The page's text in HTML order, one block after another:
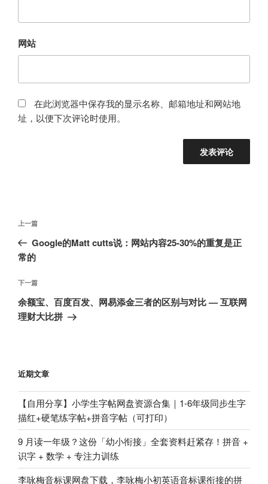
网站
在此浏览器中保存我的显示名称、邮箱地址和网站地
址，以便下次评论时使用。
文
导
航
上
一
篇
章
上一篇
Google的Matt cutts说：网站内容25-30%的重复是正
常的
下
一
篇
下一篇
余额宝、百度百发、网易添金三者的区别与对比 — 互联网
理财大比拼
近期文章
【自用分享】小学生字帖网盘资源合集｜1-6年级同步生字
描红+硬笔练字帖+拼音字帖（可打印）
9 月读一年级？这份「幼小衔接」全套资料赶紧存！拼音 +
识字 + 数学 + 专注力训练
李咏梅音标课网盘下载，李咏梅小初英语音标课衔接的拼